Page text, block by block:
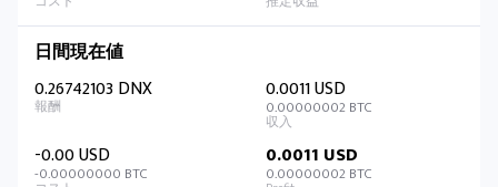
日間現在値
0.26742103 DNX
0.0011 USD
0.00000002 BTC
-0.00 USD
-0.00000000 BTC
0.0011 USD
0.00000002 BTC